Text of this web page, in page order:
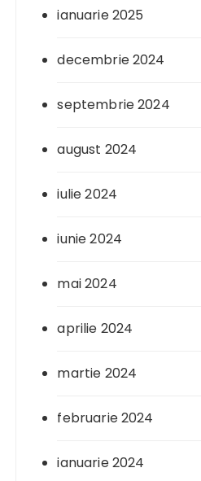
ianuarie 2025
decembrie 2024
septembrie 2024
august 2024
iulie 2024
iunie 2024
mai 2024
aprilie 2024
martie 2024
februarie 2024
ianuarie 2024